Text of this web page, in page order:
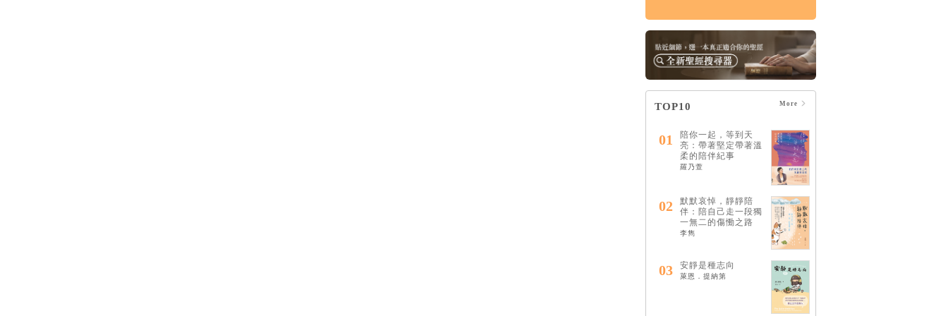
存的日子，在終末期
盼之下
HK$131 $138
TOP10 More
01
陪你一起，等到天
亮：帶著堅定帶著溫
柔的陪伴紀事
羅乃萱
02
默默哀悼，靜靜陪
伴：陪自己走一段獨
一無二的傷慟之路
李雋
03 安靜是種志向
萊恩．提納第